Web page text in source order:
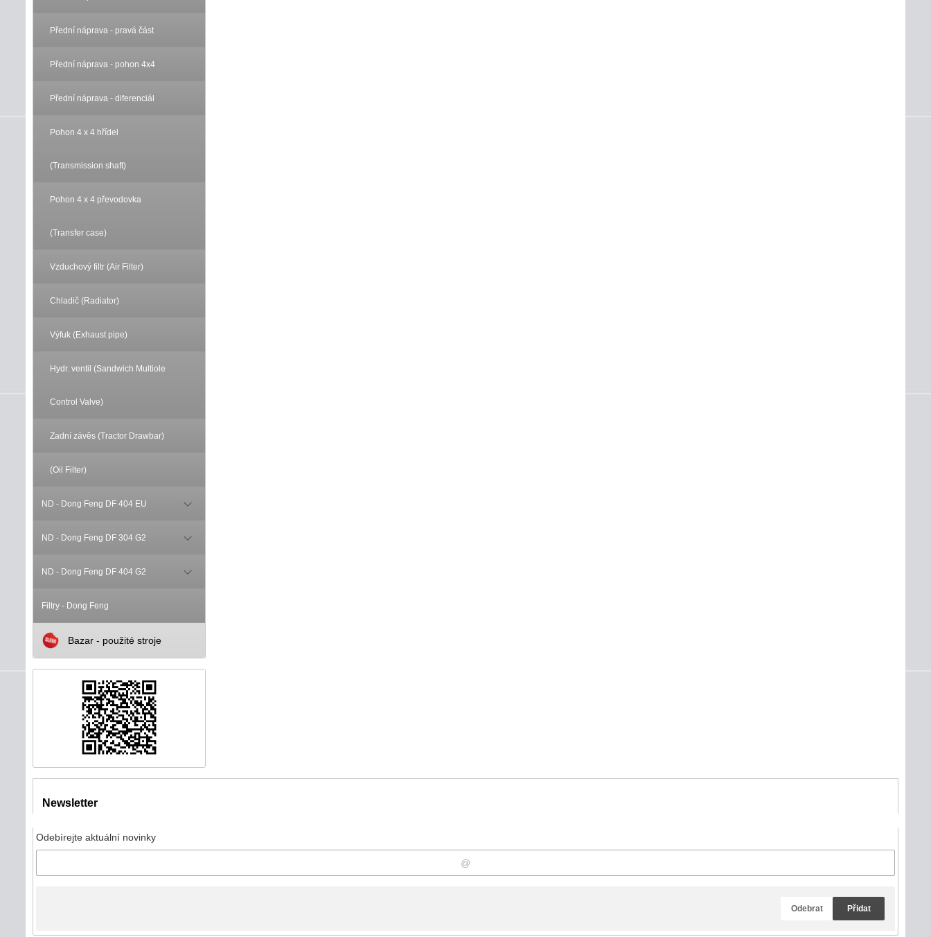
Přední náprava - pravá část
Přední náprava - pohon 4x4
Přední náprava - diferenciál
Pohon 4 x 4 hřídel
(Transmission shaft)
Pohon 4 x 4 převodovka
(Transfer case)
Vzduchový filtr (Air Filter)
Chladič (Radiator)
Výfuk (Exhaust pipe)
Hydr. ventil (Sandwich Multiole
Control Valve)
Zadní závěs (Tractor Drawbar)
(Oil Filter)
ND - Dong Feng DF 404 EU
ND - Dong Feng DF 304 G2
ND - Dong Feng DF 404 G2
Filtry - Dong Feng
Bazar - použité stroje
Newsletter
Odebírejte aktuální novinky
Odebrat Přidat